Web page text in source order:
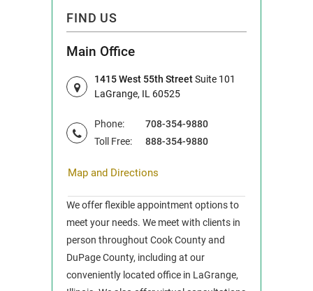
FIND US
Main Office
1415 West 55th StreetSuite 101
LaGrange, IL 60525
Phone:
708-354-9880
Toll Free:
888-354-9880
Map and Directions
We offer flexible appointment options to
meet your needs. We meet with clients in
person throughout Cook County and
DuPage County, including at our
conveniently located office in LaGrange,